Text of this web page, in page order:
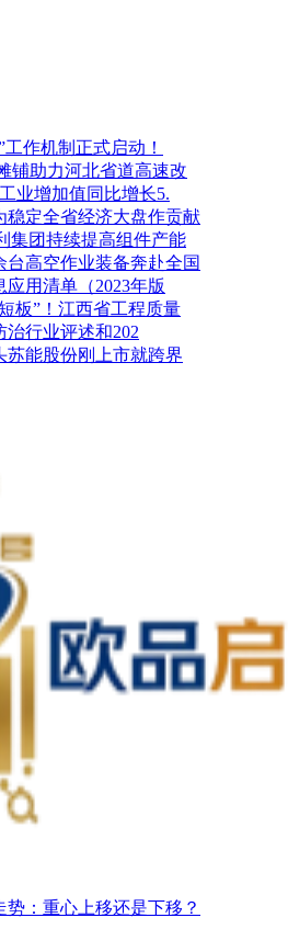
作机制正式启动！
铺助力河北省道高速改
业增加值同比增长5.
稳定全省经济大盘作贡献
集团持续提高组件产能
台高空作业装备奔赴全国
应用清单（2023年版
板”！江西省工程质量
治行业评述和202
苏能股份刚上市就跨界
：重心上移还是下移？